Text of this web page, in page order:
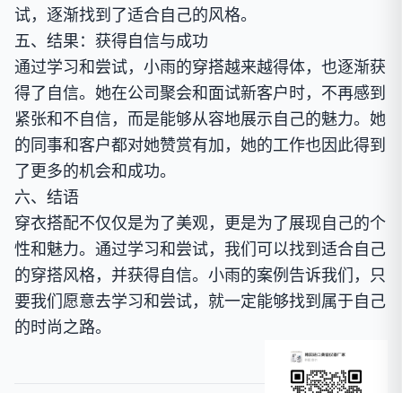
试，逐渐找到了适合自己的风格。
五、结果：获得自信与成功
通过学习和尝试，小雨的穿搭越来越得体，也逐渐获
得了自信。她在公司聚会和面试新客户时，不再感到
紧张和不自信，而是能够从容地展示自己的魅力。她
的同事和客户都对她赞赏有加，她的工作也因此得到
了更多的机会和成功。
六、结语
穿衣搭配不仅仅是为了美观，更是为了展现自己的个
性和魅力。通过学习和尝试，我们可以找到适合自己
的穿搭风格，并获得自信。小雨的案例告诉我们，只
要我们愿意去学习和尝试，就一定能够找到属于自己
的时尚之路。